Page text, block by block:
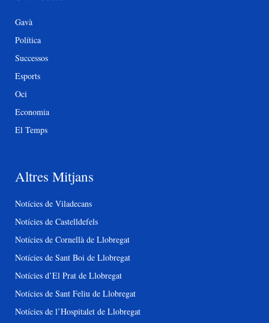
Gavà
Política
Successos
Esports
Oci
Economia
El Temps
Altres Mitjans
Notícies de Viladecans
Notícies de Castelldefels
Notícies de Cornellà de Llobregat
Notícies de Sant Boi de Llobregat
Notícies d’El Prat de Llobregat
Notícies de Sant Feliu de Llobregat
Notícies de l’Hospitalet de Llobregat